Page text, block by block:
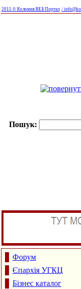
2015 © Коломия ВЕБ Портал /
Пошук:
Форум
Єпархія УГКЦ
Бізнес каталог